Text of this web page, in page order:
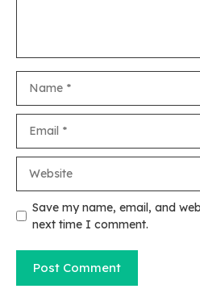
Save my name, email, and
next time I comment.